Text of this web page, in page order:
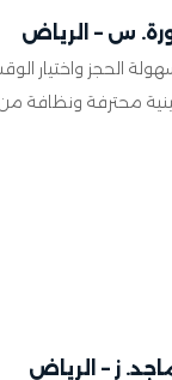
س – الرياض
الحجز واختيار
محترفة ونظافة
ز – الرياض